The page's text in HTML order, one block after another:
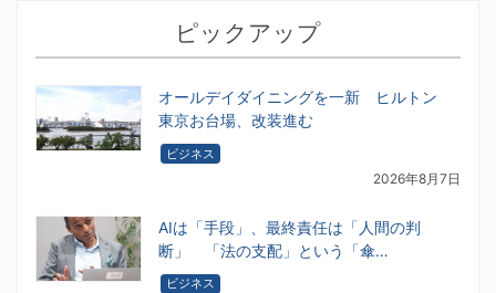
ピックアップ
オールデイダイニングを一新 ヒルトン
東京お台場、改装進む
ビジネス
2026年8月7日
AIは「手段」、最終責任は「人間の判
断」 「法の支配」という「傘…
ビジネス